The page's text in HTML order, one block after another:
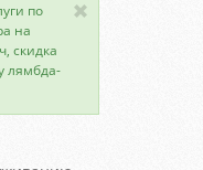
по
на
скидка
лямбда-